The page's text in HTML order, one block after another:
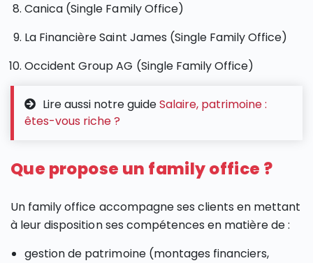
Canica (Single Family Office)
La Financière Saint James (Single Family Office)
Occident Group AG (Single Family Office)
Lire aussi notre guideSalaire, patrimoine :
êtes-vous riche ?
Que propose un family office ?
Un family office accompagne ses clients en mettant
à leur disposition ses compétences en matière de :
gestion de patrimoine (montages financiers,